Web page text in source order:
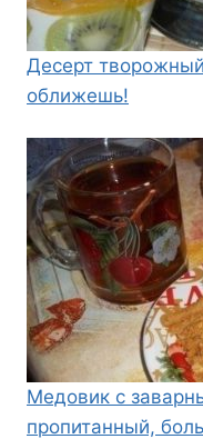
Десерт
оближешь!
Медовик с
пропитанный,